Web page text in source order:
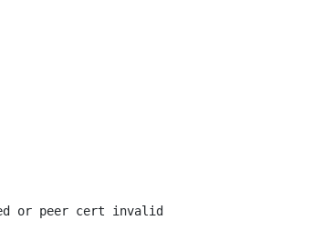
or peer cert invalid